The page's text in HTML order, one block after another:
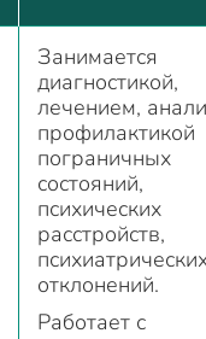
Занимается
диагностикой,
лечением,
профилактикой
пограничных
состояний,
психических
расстройств,
отклонений.
Работает с